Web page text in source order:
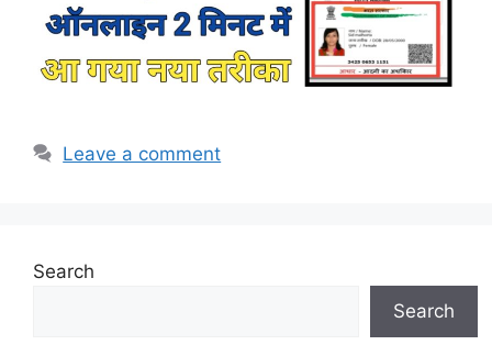
Leave a comment
Search
Search